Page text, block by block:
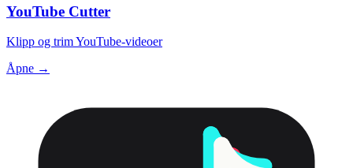
YouTube Cutter
Klipp og trim YouTube-videoer
Åpne →